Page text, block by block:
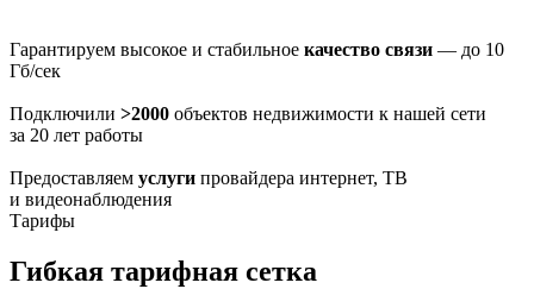
Гарантируем высокое и стабильное качество связи — до 10
Гб/сек
Подключили >2000 объектов недвижимости к нашей сети
за 20 лет работы
Предоставляем услуги провайдера интернет, ТВ
и видеонаблюдения
Тарифы
Гибкая тарифная сетка